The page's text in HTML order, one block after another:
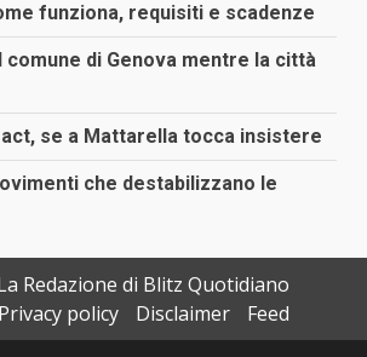
funziona, requisiti e scadenze
di Genova mentre la città
se a Mattarella tocca insistere
che destabilizzano le
Redazione di Blitz Quotidiano
Privacy policy Disclaimer
Feed